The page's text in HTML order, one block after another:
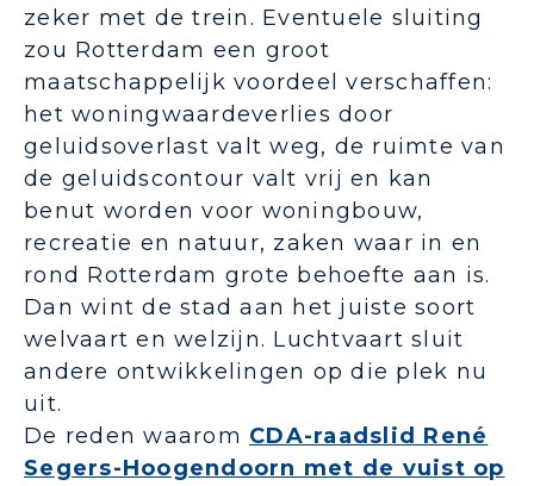
zeker met de trein. Eventuele sluiting
zou Rotterdam een groot
maatschappelijk voordeel verschaffen:
het woningwaardeverlies door
geluidsoverlast valt weg, de ruimte van
de geluidscontour valt vrij en kan
benut worden voor woningbouw,
recreatie en natuur, zaken waar in en
rond Rotterdam grote behoefte aan is.
Dan wint de stad aan het juiste soort
welvaart en welzijn. Luchtvaart sluit
andere ontwikkelingen op die plek nu
uit.
De reden waarom CDA-raadslid René
Segers-Hoogendoorn met de vuist op